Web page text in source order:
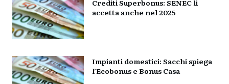
Crediti Superbonus: SENEC li
accetta anche nel 2025
Impianti domestici: Sacchi spiega
l’Ecobonus e Bonus Casa